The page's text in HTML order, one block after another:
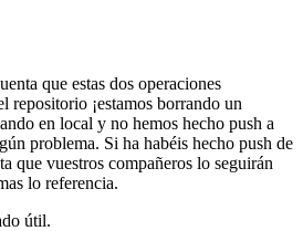
que estas dos operaciones
repositorio ¡estamos borrando un
en local y no hemos hecho push a
problema. Si ha habéis hecho push de
que vuestros compañeros lo seguirán
lo referencia.
útil.